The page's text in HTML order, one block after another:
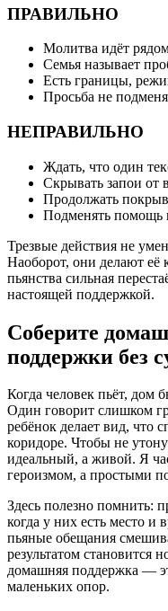
ПРАВИЛЬНО
Молитва идёт
Семья называет
Есть границы,
Просьба не
НЕПРАВИЛЬНО
Ждать, что один
Скрывать запои от
Продолжать
Подменять помощь
Трезвые действия не
Наоборот, они делают её
пьянства сильная
настоящей поддержкой.
Соберите
поддержки без
Когда человек пьёт, дом
Один говорит слишком
ребёнок делает вид, что
коридоре. Чтобы не
идеальный, а живой. Я
героизмом, а простыми
Здесь полезно помнить:
когда у них есть место и
пьяные обещания
результатом
домашняя поддержка —
маленьких опор.